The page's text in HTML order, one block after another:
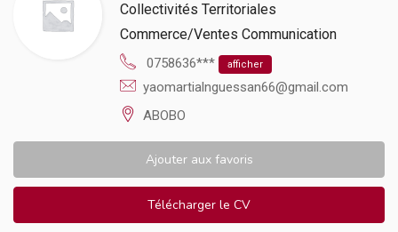
Collectivités Territoriales
Commerce/Ventes Communication
0758636*** afficher
yaomartialnguessan66@gmail.com
ABOBO
Ajouter aux favoris
Télécharger le CV